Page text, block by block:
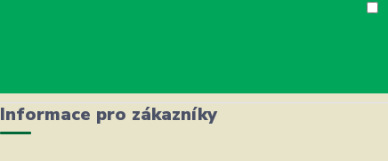
Informace pro zákazníky